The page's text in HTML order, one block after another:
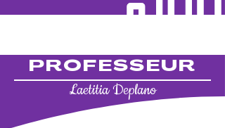
PROFESSEUR
Laetitia Deplano